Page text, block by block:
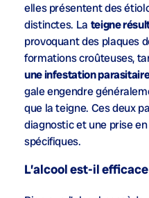
elles présentent des
distinctes. La teigne
provoquant des plaques
formations croûteuses,
une infestation
gale engendre
que la teigne. Ces deux
diagnostic et une prise
spécifiques.
L’alcool est-il